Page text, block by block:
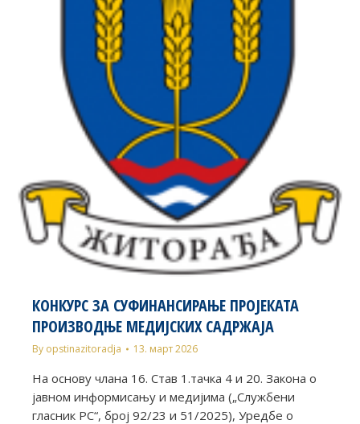
КОНКУРС ЗА СУФИНАНСИРАЊЕ ПРОЈЕКАТА
ПРОИЗВОДЊЕ МЕДИЈСКИХ САДРЖАЈА
By opstinazitoradja 13. март 2026
На основу члана 16. Став 1.тачка 4 и 20. Закона о
јавном информисању и медијима („Службени
гласник РС“, број 92/23 и 51/2025), Уредбе о